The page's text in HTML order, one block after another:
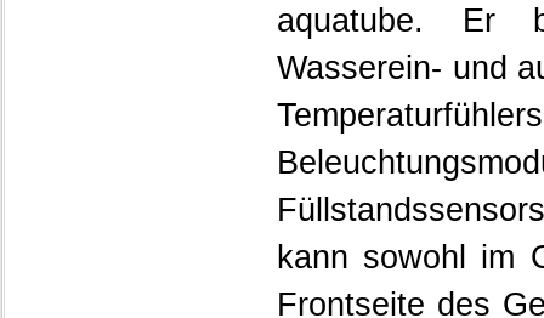
aquatube. Er
Wasserein- und
kann sowohl im
Frontseite des